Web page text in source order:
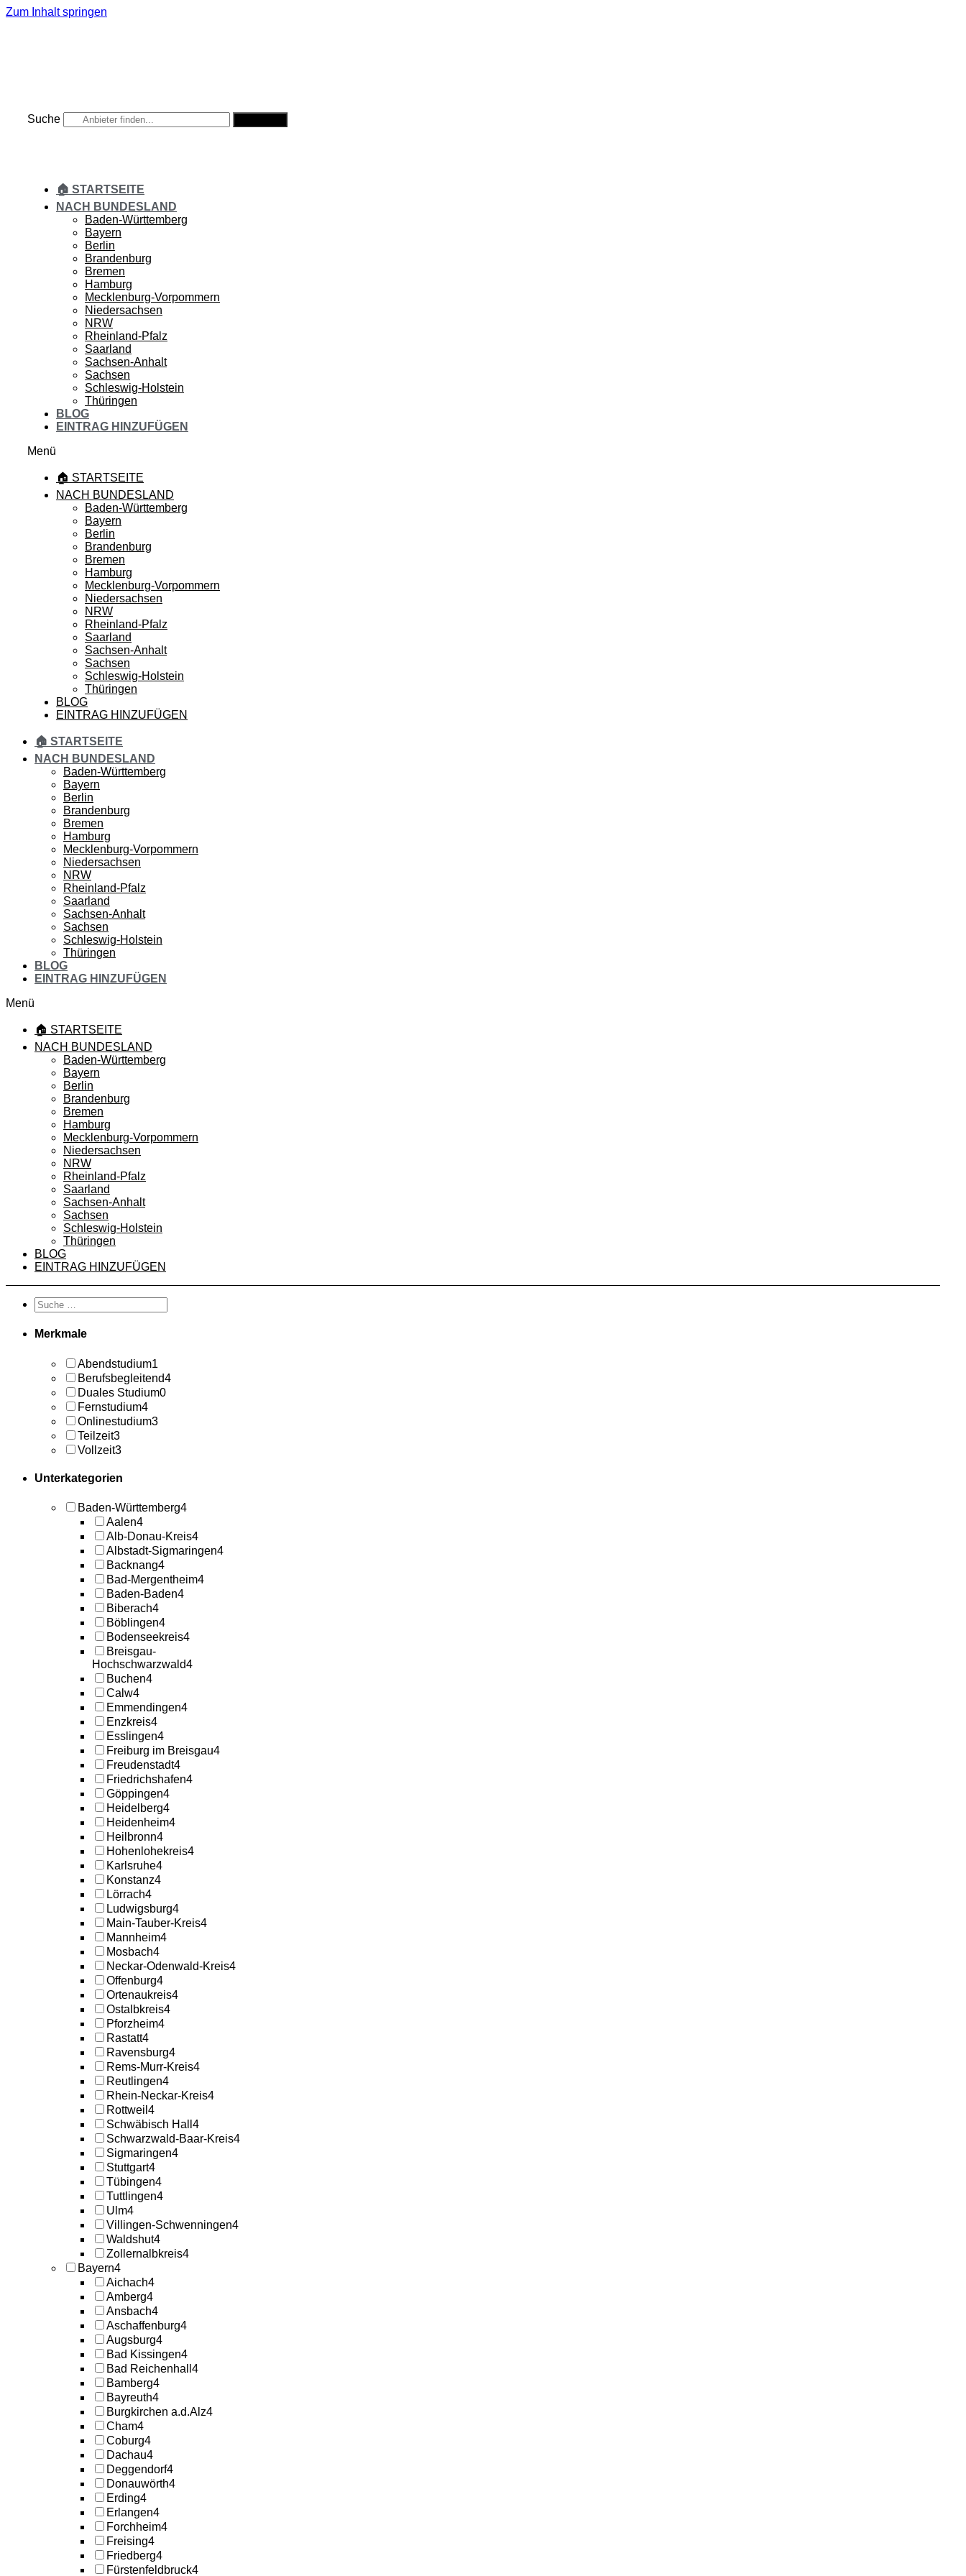
Zum Inhalt springen
Suche
🏠 STARTSEITE
NACH BUNDESLAND
Baden-Württemberg
Bayern
Berlin
Brandenburg
Bremen
Hamburg
Mecklenburg-Vorpommern
Niedersachsen
NRW
Rheinland-Pfalz
Saarland
Sachsen-Anhalt
Sachsen
Schleswig-Holstein
Thüringen
BLOG
EINTRAG HINZUFÜGEN
Menü
🏠 STARTSEITE
NACH BUNDESLAND
Baden-Württemberg
Bayern
Berlin
Brandenburg
Bremen
Hamburg
Mecklenburg-Vorpommern
Niedersachsen
NRW
Rheinland-Pfalz
Saarland
Sachsen-Anhalt
Sachsen
Schleswig-Holstein
Thüringen
BLOG
EINTRAG HINZUFÜGEN
🏠 STARTSEITE
NACH BUNDESLAND
Baden-Württemberg
Bayern
Berlin
Brandenburg
Bremen
Hamburg
Mecklenburg-Vorpommern
Niedersachsen
NRW
Rheinland-Pfalz
Saarland
Sachsen-Anhalt
Sachsen
Schleswig-Holstein
Thüringen
BLOG
EINTRAG HINZUFÜGEN
Menü
🏠 STARTSEITE
NACH BUNDESLAND
Baden-Württemberg
Bayern
Berlin
Brandenburg
Bremen
Hamburg
Mecklenburg-Vorpommern
Niedersachsen
NRW
Rheinland-Pfalz
Saarland
Sachsen-Anhalt
Sachsen
Schleswig-Holstein
Thüringen
BLOG
EINTRAG HINZUFÜGEN
Merkmale
Abendstudium1
Berufsbegleitend4
Duales Studium0
Fernstudium4
Onlinestudium3
Teilzeit3
Vollzeit3
Unterkategorien
Baden-Württemberg4
Aalen4
Alb-Donau-Kreis4
Albstadt-Sigmaringen4
Backnang4
Bad-Mergentheim4
Baden-Baden4
Biberach4
Böblingen4
Bodenseekreis4
Breisgau-
Hochschwarzwald4
Buchen4
Calw4
Emmendingen4
Enzkreis4
Esslingen4
Freiburg im Breisgau4
Freudenstadt4
Friedrichshafen4
Göppingen4
Heidelberg4
Heidenheim4
Heilbronn4
Hohenlohekreis4
Karlsruhe4
Konstanz4
Lörrach4
Ludwigsburg4
Main-Tauber-Kreis4
Mannheim4
Mosbach4
Neckar-Odenwald-Kreis4
Offenburg4
Ortenaukreis4
Ostalbkreis4
Pforzheim4
Rastatt4
Ravensburg4
Rems-Murr-Kreis4
Reutlingen4
Rhein-Neckar-Kreis4
Rottweil 4
Schwäbisch Hall 4
Schwarzwald-Baar-Kreis4
Sigmaringen4
Stuttgart4
Tübingen4
Tuttlingen4
Ulm4
Villingen-Schwenningen4
Waldshut4
Zollernalbkreis4
Bayern4
Aichach4
Amberg4
Ansbach4
Aschaffenburg4
Augsburg4
Bad Kissingen4
Bad Reichenhall 4
Bamberg4
Bayreuth4
Burgkirchen a.d.Alz4
Cham4
Coburg4
Dachau4
Deggendorf4
Donauwörth4
Erding4
Erlangen4
Forchheim4
Freising4
Friedberg4
Fürstenfeldbruck4